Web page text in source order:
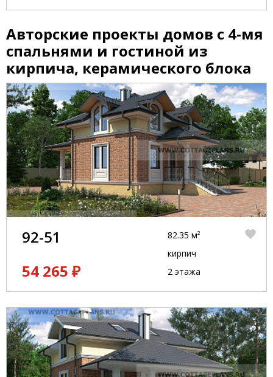
Авторские проекты домов с 4-мя
спальнями и гостиной из
кирпича, керамического блока
92-51
54 265 ₽
82.35 м²
кирпич
2 этажа